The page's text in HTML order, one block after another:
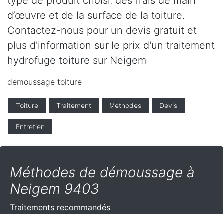
d’œuvre et de la surface de la toiture.
Contactez-nous pour un devis gratuit et
plus d'information sur le prix d'un traitement
hydrofuge toiture sur Neigem
demoussage toiture
Toiture Traitement Méthodes Devis
Entretien
Méthodes de démoussage à
Neigem 9403
Traitements recommandés